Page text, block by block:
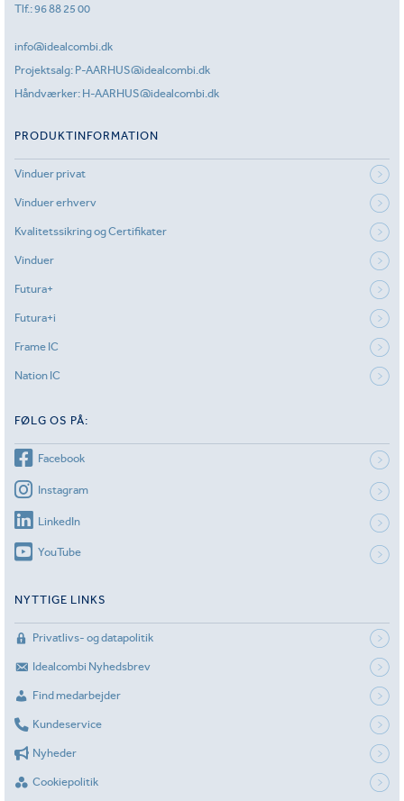
Tlf.:96 88 25 00
info@idealcombi.dk
Projektsalg: P-AARHUS@idealcombi.dk
Håndværker: H-AARHUS@idealcombi.dk
PRODUKTINFORMATION
Vinduer privat
Vinduer erhverv
Kvalitetssikring og Certifikater
Vinduer
Futura+
Futura+i
Frame IC
Nation IC
FØLG OS PÅ:
Facebook
Instagram
LinkedIn
YouTube
NYTTIGE LINKS
Privatlivs- og datapolitik
Idealcombi Nyhedsbrev
Find medarbejder
Kundeservice
Nyheder
Cookiepolitik